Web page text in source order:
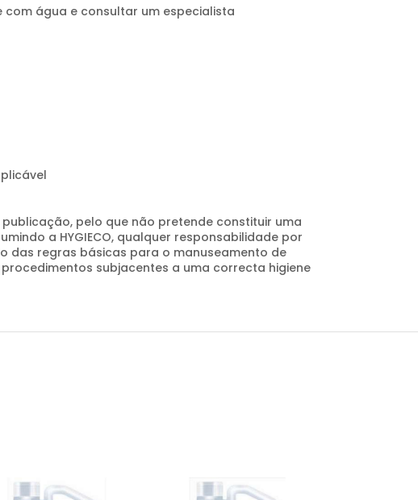
com água e consultar um especialista
pelo que não pretende constituir uma
a HYGIECO, qualquer responsabilidade por
das regras básicas para o manuseamento de
subjacentes a uma correcta higiene